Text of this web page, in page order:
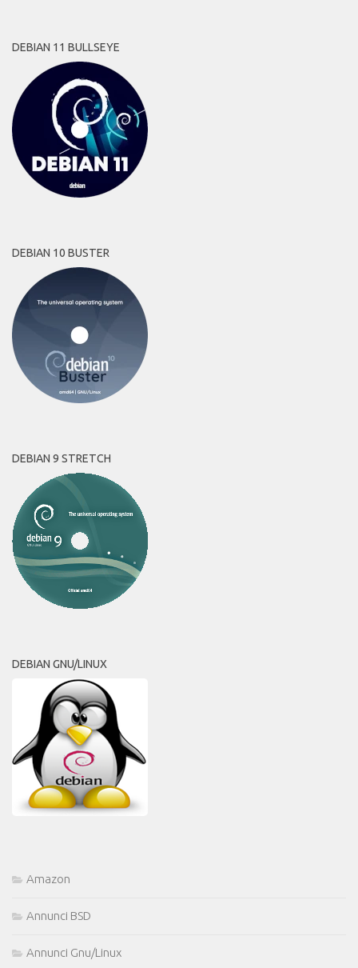
DEBIAN 11 BULLSEYE
DEBIAN 10 BUSTER
DEBIAN 9 STRETCH
DEBIAN GNU/LINUX
Amazon
Annunci BSD
Annunci Gnu/Linux